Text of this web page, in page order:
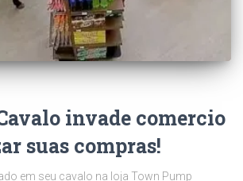
invade comercio
suas compras!
em seu cavalo na loja Town Pump